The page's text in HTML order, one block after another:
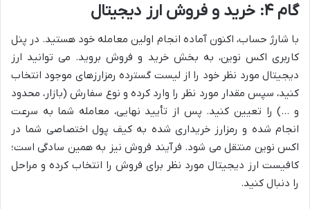
گام ۴: خرید و فروش ارز دیجیتال
با شارژ حساب، اکنون آماده انجام اولین معامله خود هستید. در پنل
کاربری اکس نوین، به بخش خرید و فروش بروید. می توانید ارز
دیجیتال مورد نظر خود را از لیست گسترده رمزارزهای موجود انتخاب
کنید، سپس مقدار مورد نظر را وارد کرده و نوع سفارش (بازار، محدود
و …) را تعیین کنید. پس از تأیید نهایی، معامله شما به سرعت
انجام شده و رمزارز خریداری شده به کیف پول اختصاصی شما در
اکس نوین منتقل می شود. فرآیند فروش نیز به همین سادگی است؛
کافیست ارز دیجیتال مورد نظر برای فروش را انتخاب کرده و مراحل
را دنبال کنید.